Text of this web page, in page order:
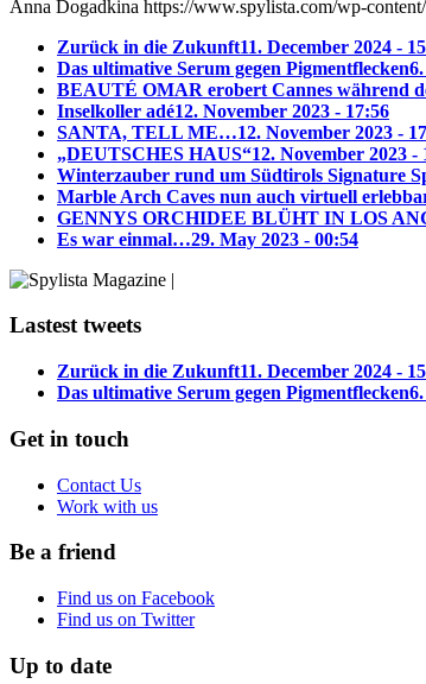
Anna Dogadkina https://www.spylista.com/wp-
Zurück in die Zukunft11. December 2024 -
Das ultimative Serum gegen Pigmentflecken
BEAUTÉ OMAR erobert Cannes während
Inselkoller adé12. November 2023 - 17:56
SANTA, TELL ME…12. November 2023 -
„DEUTSCHES HAUS“12. November 2023 -
Winterzauber rund um Südtirols Signature
Marble Arch Caves nun auch virtuell
GENNYS ORCHIDEE BLÜHT IN LOS
Es war einmal…29. May 2023 - 00:54
Lastest tweets
Zurück in die Zukunft11. December 2024 -
Das ultimative Serum gegen Pigmentflecken
Get in touch
Contact Us
Work with us
Be a friend
Find us on Facebook
Find us on Twitter
Up to date